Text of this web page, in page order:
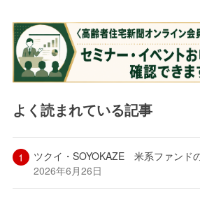
よく読まれている記事
ツクイ・SOYOKAZE 米系ファンド
2026年6月26日